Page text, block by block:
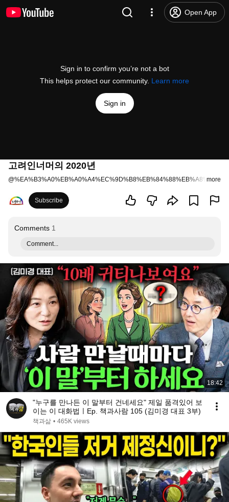
Open App
Sign in to confirm you’re not a bot
This helps protect our community. Learn more
Sign in
고려인너머의 2020년
@%EA%B3%A0%EB%A0%A4%EC%9D%B8%EB%84%88%EB%A8%B8-q3j
more
Subscribe
Comments 1
Comment...
18:42
"누구를 만나든 이 말부터 건네세요" 제일 품격있어 보
이는 이 대화법ㅣEp. 책과사람 105 (김미경 대표 3부)
책과삶 • 465K views